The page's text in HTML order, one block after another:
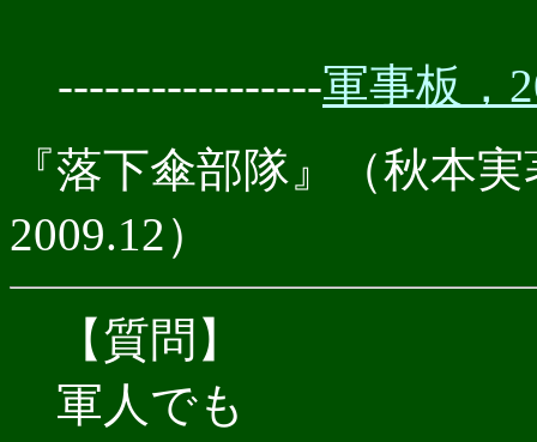
-----------------軍事板，
『落下傘部隊』（秋本
2009.12）
【質問】
軍人でも